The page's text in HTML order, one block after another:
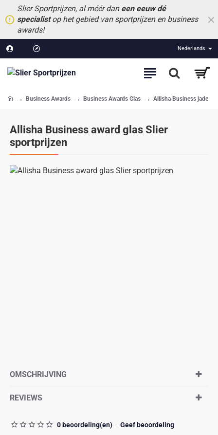
Slier Sportprijzen, al méér dan een eeuw dé
specialistop het gebied van sportprijzen en business
awards!
Nederlands
Allisha Business award glas Slier
sportprijzen
Business Awards Business Awards Glas Allisha Business jade
OMSCHRIJVING
REVIEWS
0 beoordeling(en) - Geef beoordeling